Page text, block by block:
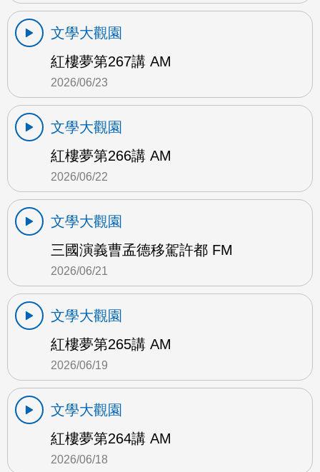
文學大觀園
紅樓夢第267講 AM
2026/06/23
文學大觀園
紅樓夢第266講 AM
2026/06/22
文學大觀園
三國演義曹孟德移駕許都 FM
2026/06/21
文學大觀園
紅樓夢第265講 AM
2026/06/19
文學大觀園
紅樓夢第264講 AM
2026/06/18